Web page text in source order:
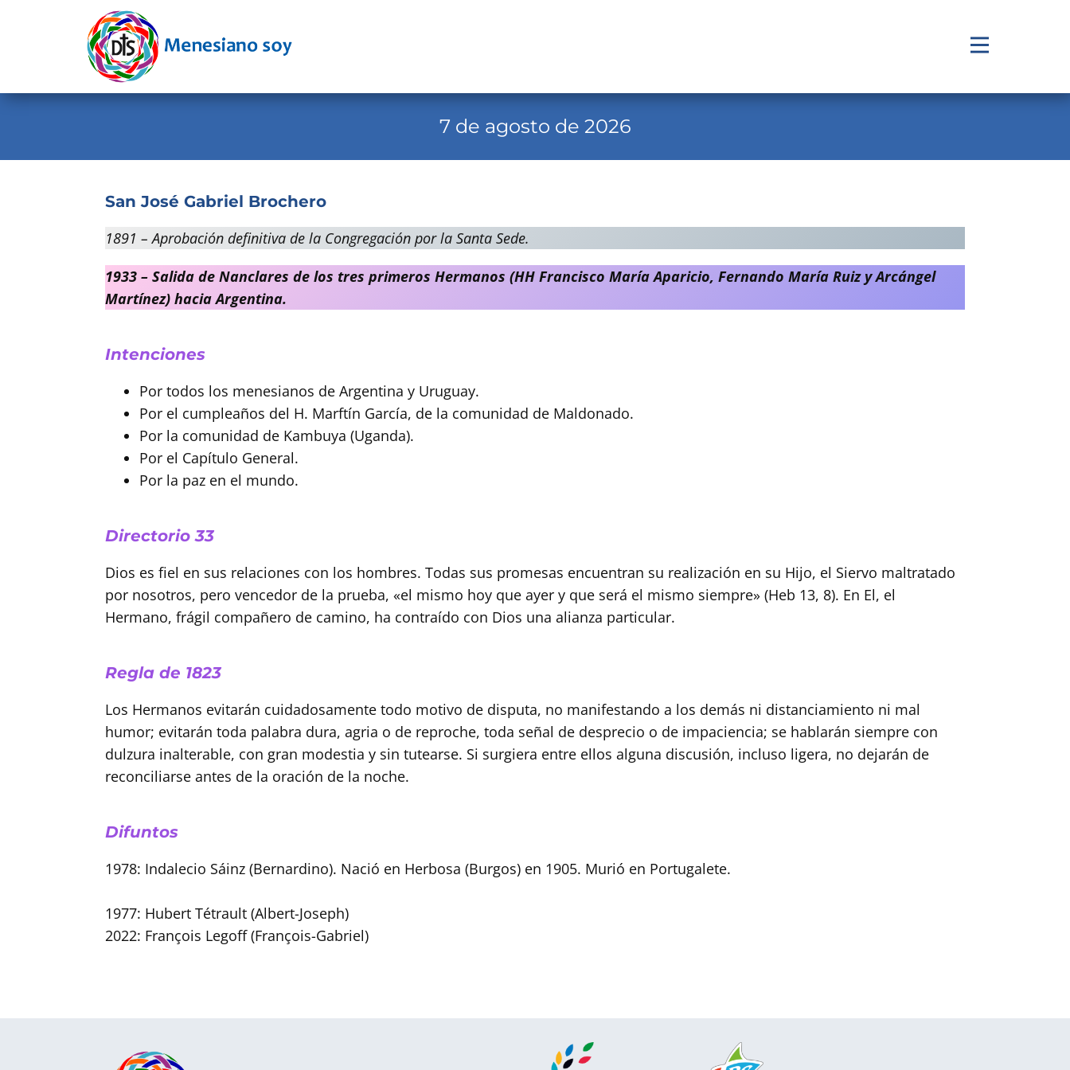
Calendario
Novena
Familia Menesiana
Pastoral Vocacional
7 de agosto de 2026
San José Gabriel Brochero
1891 – Aprobación definitiva de la Congregación por la Santa Sede.
1933 – Salida de Nanclares de los tres primeros Hermanos (HH Francisco María Aparicio, Fernando María Ruiz y Arcángel
Martínez) hacia Argentina.
Intenciones
Por todos los menesianos de Argentina y Uruguay.
Por el cumpleaños del H. Marftín García, de la comunidad de Maldonado.
Por la comunidad de Kambuya (Uganda).
Por el Capítulo General.
Por la paz en el mundo.
Directorio 33
Dios es fiel en sus relaciones con los hombres. Todas sus promesas encuentran su realización en su Hijo, el Siervo maltratado
por nosotros, pero vencedor de la prueba, «el mismo hoy que ayer y que será el mismo siempre» (Heb 13, 8). En El, el
Hermano, frágil compañero de camino, ha contraído con Dios una alianza particular.
Regla de 1823
Los Hermanos evitarán cuidadosamente todo motivo de disputa, no manifestando a los demás ni distanciamiento ni mal
humor; evitarán toda palabra dura, agria o de reproche, toda señal de desprecio o de impaciencia; se hablarán siempre con
dulzura inalterable, con gran modestia y sin tutearse. Si surgiera entre ellos alguna discusión, incluso ligera, no dejarán de
reconciliarse antes de la oración de la noche.
Difuntos
1978: Indalecio Sáinz (Bernardino). Nació en Herbosa (Burgos) en 1905. Murió en Portugalete.
1977: Hubert Tétrault (Albert-Joseph)
2022: François Legoff (François-Gabriel)